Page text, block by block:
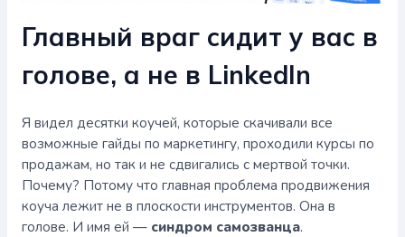
Главный враг сидит у вас в
голове, а не в LinkedIn
Я видел десятки коучей, которые скачивали все
возможные гайды по маркетингу, проходили курсы по
продажам, но так и не сдвигались с мертвой точки.
Почему? Потому что главная проблема продвижения
коуча лежит не в плоскости инструментов. Она в
голове. И имя ей — синдром самозванца.